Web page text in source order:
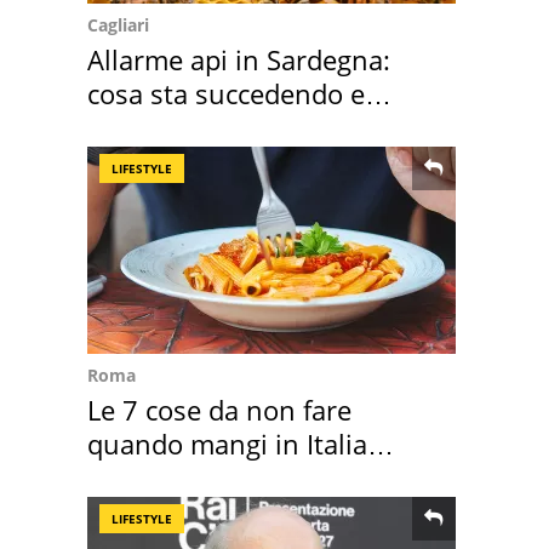
Cagliari
Allarme api in Sardegna:
cosa sta succedendo e
LIFESTYLE
Roma
Le 7 cose da non fare
quando mangi in Italia
LIFESTYLE